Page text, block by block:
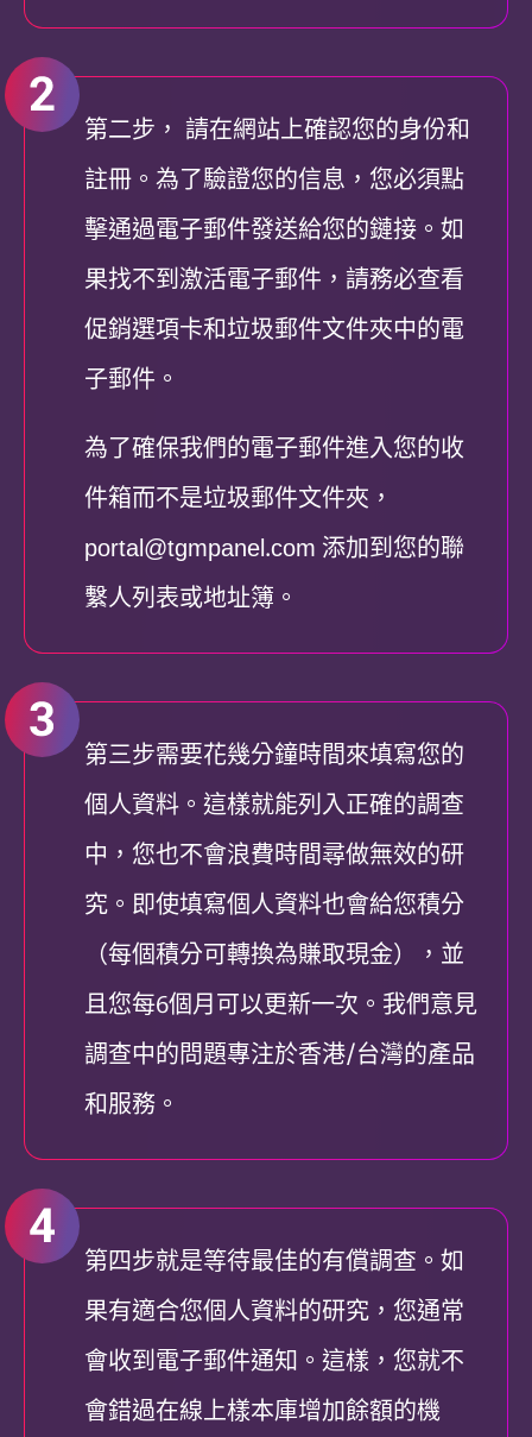
第二步， 請在網站上確認您的身份和
註冊。為了驗證您的信息，您必須點
擊通過電子郵件發送給您的鏈接。如
果找不到激活電子郵件，請務必查看
促銷選項卡和垃圾郵件文件夾中的電
子郵件。
為了確保我們的電子郵件進入您的收
件箱而不是垃圾郵件文件夾，
portal@tgmpanel.com添加到您的聯
繫人列表或地址簿。
第三步需要花幾分鐘時間來填寫您的
個人資料。這樣就能列入正確的調查
中，您也不會浪費時間尋做無效的研
究。即使填寫個人資料也會給您積分
（每個積分可轉換為賺取現金），並
且您每6個月可以更新一次。我們意見
調查中的問題專注於香港/台灣的產品
和服務。
第四步就是等待最佳的有償調查。如
果有適合您個人資料的研究，您通常
會收到電子郵件通知。這樣，您就不
會錯過在線上樣本庫增加餘額的機